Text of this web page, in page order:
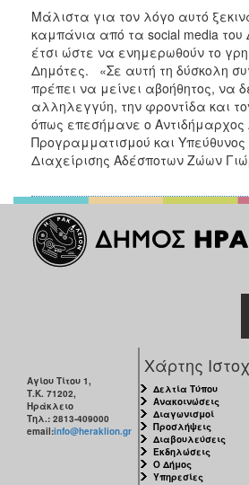
Μάλιστα για τον λόγο αυτό
καμπάνια από τα social media
έτσι ώστε να ενημερωθούν το
Δημότες. «Σε αυτή τη δύσκολη
πρέπει να μείνει αβοήθητος, να
αλληλεγγύη, την φροντίδα και
όπως επεσήμανε ο Αντιδήμαρχος
Προγραμματισμού και
Διαχείρισης Αδέσποτων Ζώων
Αγίου Τίτου 1,
Τ.Κ. 71202,
Ηράκλειο
Τηλ.: 2813-409000
email:info@heraklion.gr
Χάρτης
Δελτία Τύπου
Ανακοινώσεις
Διαγωνισμοί
Προσλήψεις
Διαβουλεύσεις
Εκδηλώσεις
Ο Δήμος
Υπηρεσίες